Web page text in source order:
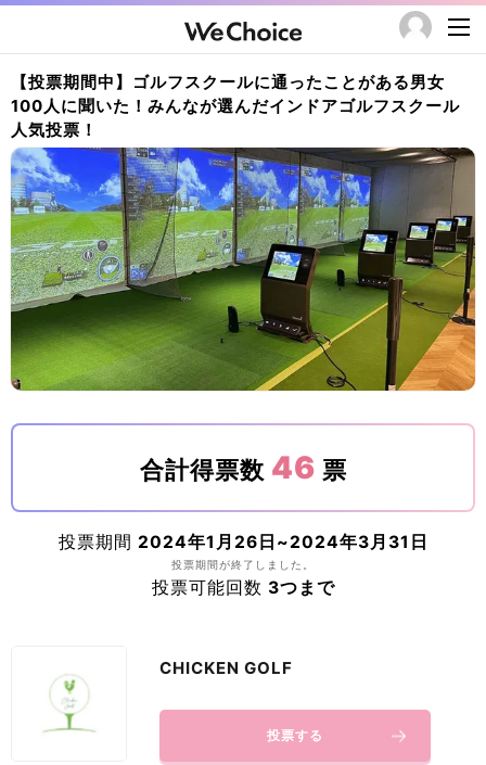
【投票期間中】ゴルフスクールに通ったことがある男女
100人に聞いた！みんなが選んだインドアゴルフスクール
人気投票！
合計得票数 46 票
投票期間 2024年1月26日~2024年3月31日
投票期間が終了しました。
投票可能回数 3つまで
CHICKEN GOLF
投票する